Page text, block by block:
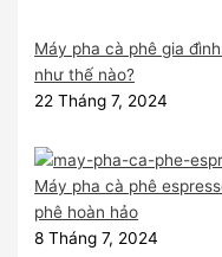
Máy pha cà phê gia
như thế nào?
22 Tháng 7, 2024
Máy pha cà phê
phê hoàn hảo
8 Tháng 7, 2024